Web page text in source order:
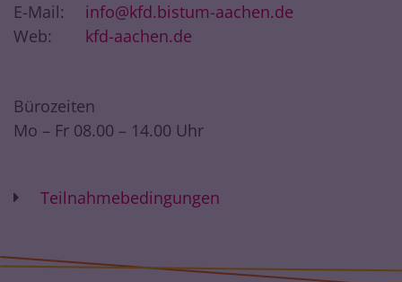
E-Mail:
info@kfd.bistum-aachen.de
Web:
kfd-aachen.de
Bürozeiten
Mo – Fr 08.00 – 14.00 Uhr
Teilnahmebedingungen